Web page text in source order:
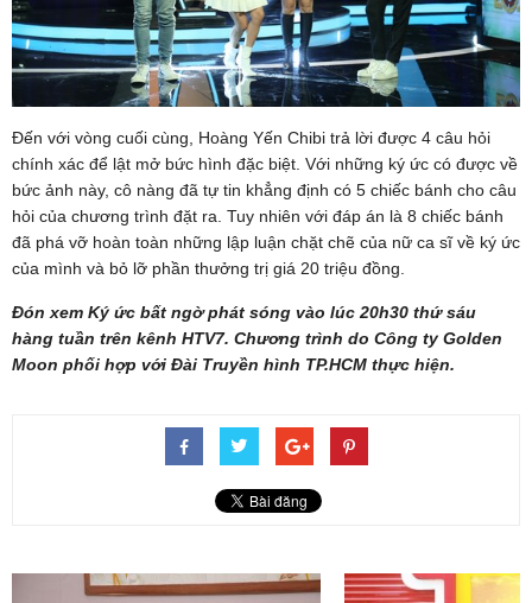
Đến với vòng cuối cùng, Hoàng Yến Chibi trả lời được 4 câu hỏi
chính xác để lật mở bức hình đặc biệt. Với những ký ức có được về
bức ảnh này, cô nàng đã tự tin khẳng định có 5 chiếc bánh cho câu
hỏi của chương trình đặt ra. Tuy nhiên với đáp án là 8 chiếc bánh
đã phá vỡ hoàn toàn những lập luận chặt chẽ của nữ ca sĩ về ký ức
của mình và bỏ lỡ phần thưởng trị giá 20 triệu đồng.
Đón xem Ký ức bất ngờ phát sóng vào lúc 20h30 thứ sáu
hàng tuần trên kênh HTV7. Chương trình do Công ty Golden
Moon phối hợp với Đài Truyền hình TP.HCM thực hiện.